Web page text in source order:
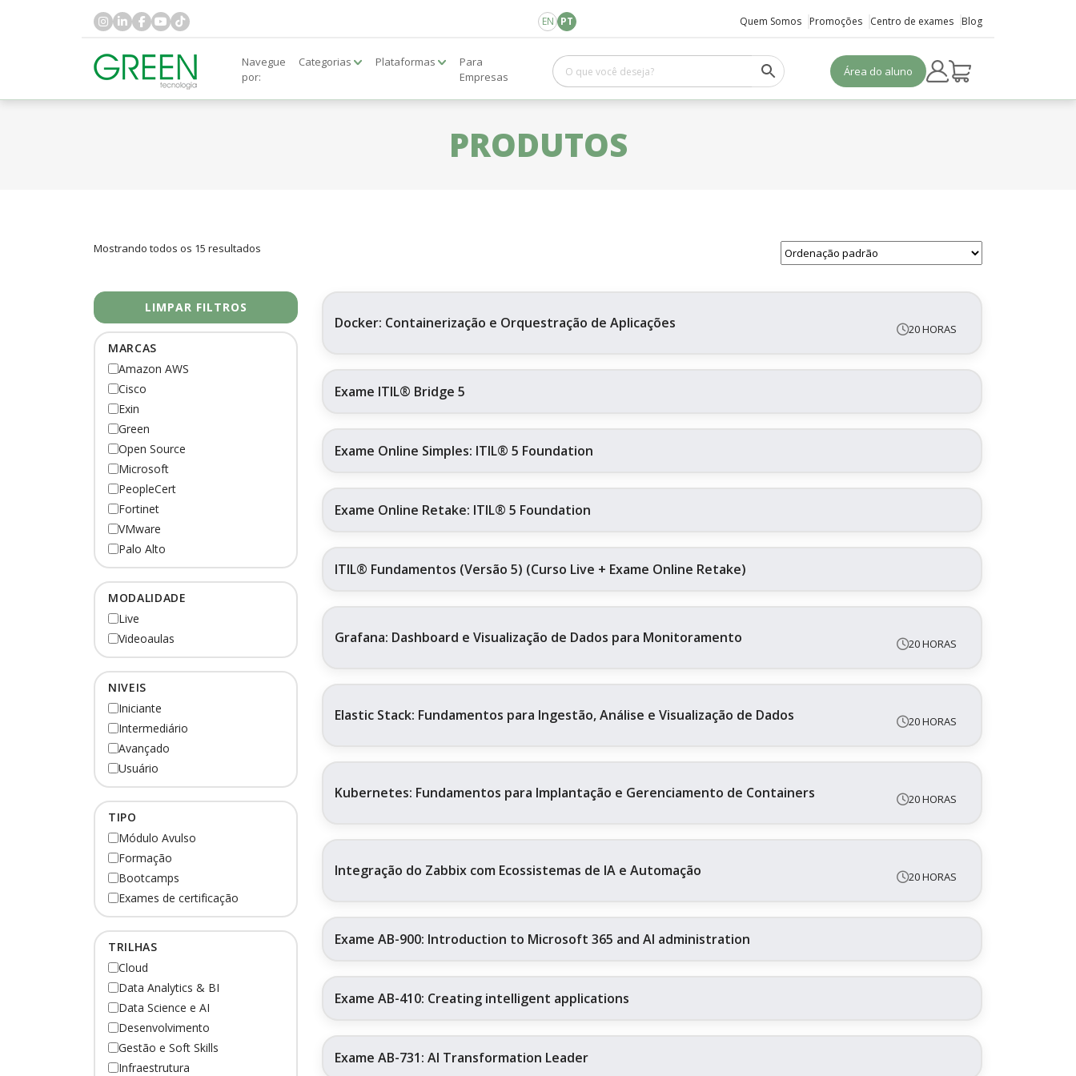
EN PT
Área do aluno
Quem Somos Promoções Centro de exames Blog
Navegue
por:
Categorias Plataformas
Para
Empresas
PRODUTOS
Mostrando todos os 15 resultados
LIMPAR FILTROS
MARCAS
Amazon AWS
Cisco
Exin
Green
Open Source
Microsoft
PeopleCert
Fortinet
VMware
Palo Alto
MODALIDADE
Live
Videoaulas
NIVEIS
Iniciante
Intermediário
Avançado
Usuário
TIPO
Módulo Avulso
Formação
Bootcamps
Exames de certificação
TRILHAS
Cloud
Data Analytics & BI
Data Science e AI
Desenvolvimento
Gestão e Soft Skills
Infraestrutura
Docker: Containerização e Orquestração de Aplicações 20 HORAS
Exame ITIL® Bridge 5
Exame Online Simples: ITIL® 5 Foundation
Exame Online Retake: ITIL® 5 Foundation
ITIL® Fundamentos (Versão 5) (Curso Live + Exame Online Retake)
Grafana: Dashboard e Visualização de Dados para Monitoramento 20 HORAS
Elastic Stack: Fundamentos para Ingestão, Análise e Visualização de Dados 20 HORAS
Kubernetes: Fundamentos para Implantação e Gerenciamento de Containers 20 HORAS
Integração do Zabbix com Ecossistemas de IA e Automação 20 HORAS
Exame AB-900: Introduction to Microsoft 365 and AI administration
Exame AB-410: Creating intelligent applications
Exame AB-731: AI Transformation Leader